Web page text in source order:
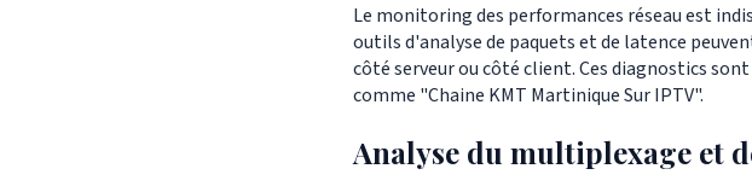
Le monitoring des performances réseau est
outils d'analyse de paquets et de latence
côté serveur ou côté client. Ces diagnostics
comme "Chaine KMT Martinique Sur IPTV".
Analyse du multiplexage et